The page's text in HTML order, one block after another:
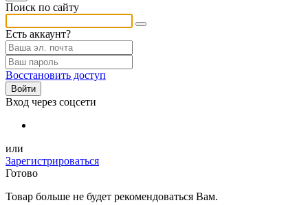
Поиск по сайту
Есть аккаунт?
Восстановить доступ
Войти
Вход через соцсети
или
Зарегистрироваться
Готово
Товар больше не будет рекомендоваться Вам.